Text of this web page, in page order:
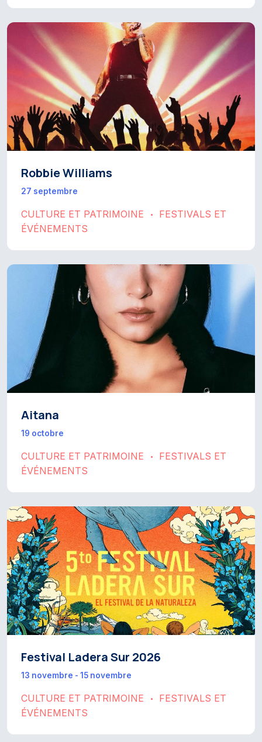
Robbie Williams
27 septembre
CULTURE ET PATRIMOINE •
FESTIVALS ET
ÉVÉNEMENTS
Aitana
19 octobre
CULTURE ET PATRIMOINE •
FESTIVALS ET
ÉVÉNEMENTS
Festival Ladera Sur 2026
13 novembre - 15 novembre
CULTURE ET PATRIMOINE •
FESTIVALS ET
ÉVÉNEMENTS